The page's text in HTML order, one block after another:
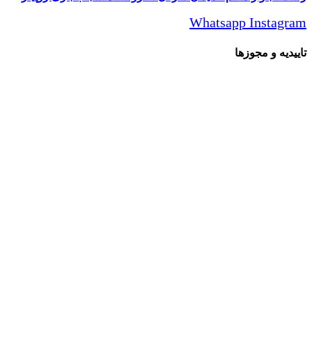
Whatsapp Instagram
تاییدیه و مجوزها